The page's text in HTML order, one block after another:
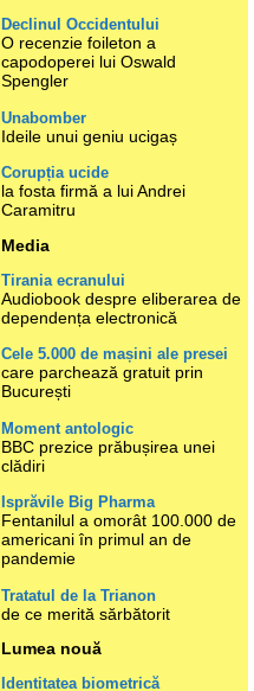
Declinul Occidentului
O recenzie foileton a
capodoperei lui Oswald
Spengler
Unabomber
Ideile unui geniu ucigaș
Corupția ucide
la fosta firmă a lui Andrei
Caramitru
Media
Tirania ecranului
Audiobook despre eliberarea de
dependența electronică
Cele 5.000 de mașini ale presei
care parchează gratuit prin
București
Moment antologic
BBC prezice prăbușirea unei
clădiri
Isprăvile Big Pharma
Fentanilul a omorât 100.000 de
americani în primul an de
pandemie
Tratatul de la Trianon
de ce merită sărbătorit
Lumea nouă
Identitatea biometrică